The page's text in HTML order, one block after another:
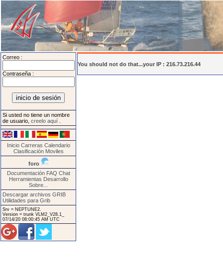
Correo :
Contraseña :
Si usted no tiene un nombre
de usuario, creelo aquí
Inicio Carreras Calendario
Clasificación Moviles
foro
Documentación FAQ Chat
Herramientas Desarrollo
Sobre...
Descargar archivos GRIB
Utilidades para Grib
Srv = NEPTUNE2.
Version = trunk VLM2_V28.1_
07/14/20 08:00:45 AM UTC
You should not do that...your IP : 216.73.216.44